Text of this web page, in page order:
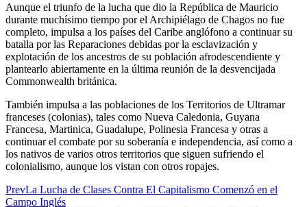
Aunque el triunfo de la lucha que dio la República de Mauricio
durante muchísimo tiempo por el Archipiélago de Chagos no fue
completo, impulsa a los países del Caribe anglófono a continuar su
batalla por las Reparaciones debidas por la esclavización y
explotación de los ancestros de su población afrodescendiente y
plantearlo abiertamente en la última reunión de la desvencijada
Commonwealth británica.
También impulsa a las poblaciones de los Territorios de Ultramar
franceses (colonias), tales como Nueva Caledonia, Guyana
Francesa, Martinica, Guadalupe, Polinesia Francesa y otras a
continuar el combate por su soberanía e independencia, así como a
los nativos de varios otros territorios que siguen sufriendo el
colonialismo, aunque los vistan con otros ropajes.
PrevLa Lucha de Clases Contra El Capitalismo Comenzó en el
Campo Inglés